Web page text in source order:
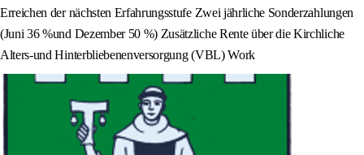
Erreichen der nächsten Erfahrungsstufe Zwei jährliche Sonderzahlungen
(Juni 36 %und Dezember 50 %) Zusätzliche Rente über die Kirchliche
Alters-und Hinterbliebenenversorgung (VBL) Work